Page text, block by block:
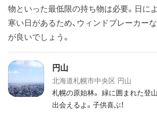
物といった最低限の持ち物は必要。日に
寒い日があるため、ウィンドブレーカー
が良いでしょう。
円山
北海道札幌市中央区 円山
札幌の原始林。 緑に囲まれた登
出会えるよ。子供喜ぶ！